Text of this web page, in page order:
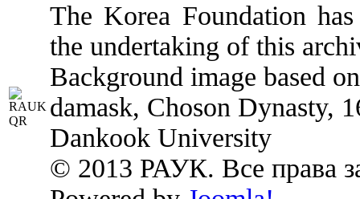
The Korea Foundation
the undertaking of this
Background image based
damask, Choson Dynasty,
Dankook University
© 2013 РАУК. Все права